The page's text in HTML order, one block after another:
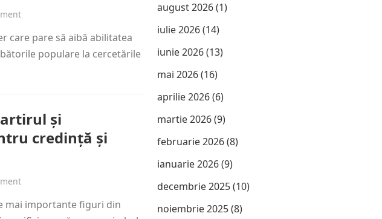
care pare să aibă abilitatea
populare la cercetările
și
credință și
mai importante figuri din
august 2026(1)
iulie 2026(14)
iunie 2026(13)
mai 2026(16)
aprilie 2026(6)
martie 2026(9)
februarie 2026(8)
ianuarie 2026(9)
decembrie 2025(10)
noiembrie 2025(8)